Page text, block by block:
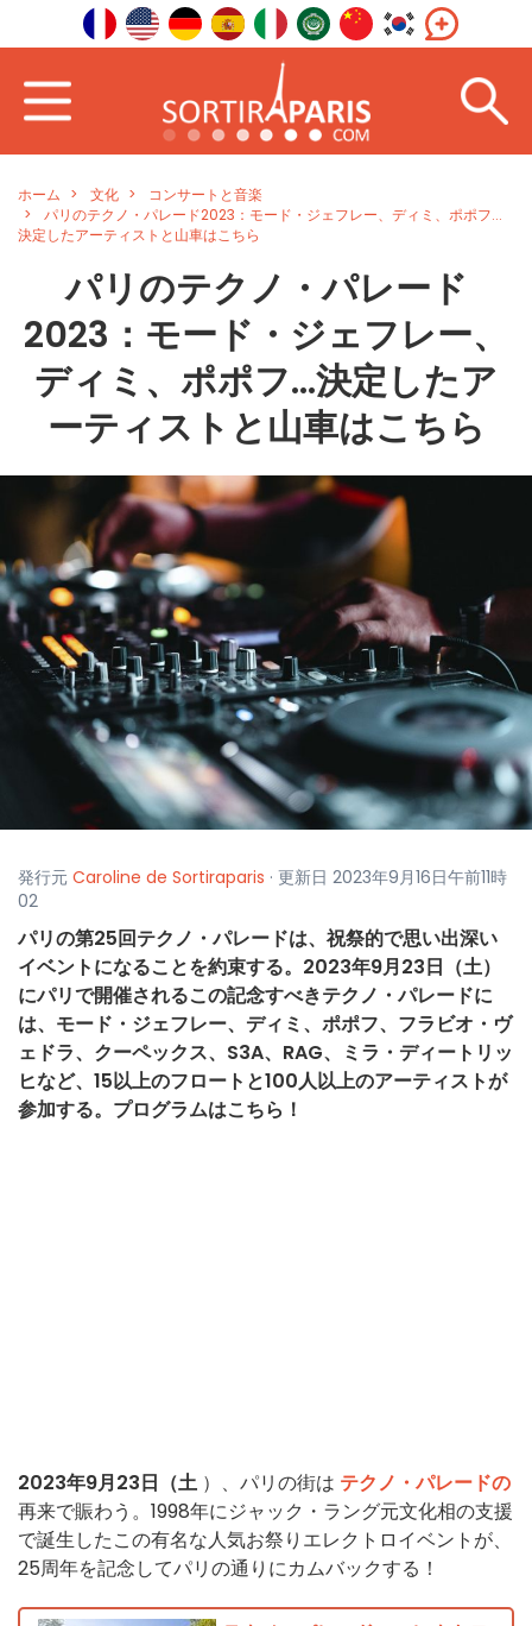
ホーム 文化
コンサートと音楽
パリのテクノ・パレード2023：モード・ジェフレー、ディミ、ポポフ...
決定したアーティストと山車はこちら
パリのテクノ・パレード
2023：モード・ジェフレー、
ディミ、ポポフ...決定したア
ーティストと山車はこちら
発行元 Caroline de Sortiraparis · 更新日 2023年9月16日午前11時
02
パリの第25回テクノ・パレードは、祝祭的で思い出深い
イベントになることを約束する。2023年9月23日（土）
にパリで開催されるこの記念すべきテクノ・パレードに
は、モード・ジェフレー、ディミ、ポポフ、フラビオ・ヴ
ェドラ、クーペックス、S3A、RAG、ミラ・ディートリッ
ヒなど、15以上のフロートと100人以上のアーティストが
参加する。プログラムはこちら！
2023年9月23日（土 ）、パリの街は テクノ・パレードの
再来で賑わう。1998年にジャック・ラング元文化相の支援
で誕生したこの有名な人気お祭りエレクトロイベントが、
25周年を記念してパリの通りにカムバックする！